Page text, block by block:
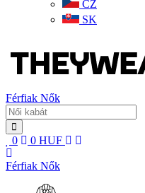
CZ
SK
Férfiak Nők
0 0 HUF
Férfiak Nők